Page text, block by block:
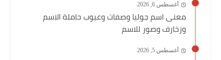
أغسطس 6, 2026
معنى اسم جوليا وصفات وعيوب حاملة الاسم
وزخارف وصور للاسم
أغسطس 5, 2026